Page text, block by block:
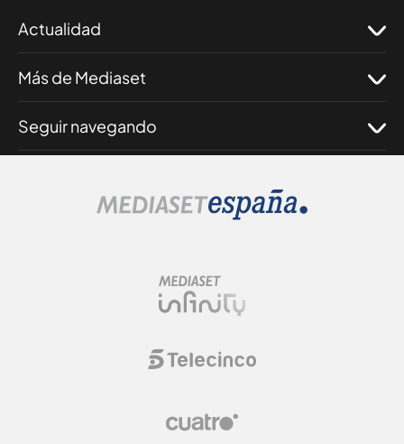
Actualidad
Más de Mediaset
Seguir navegando